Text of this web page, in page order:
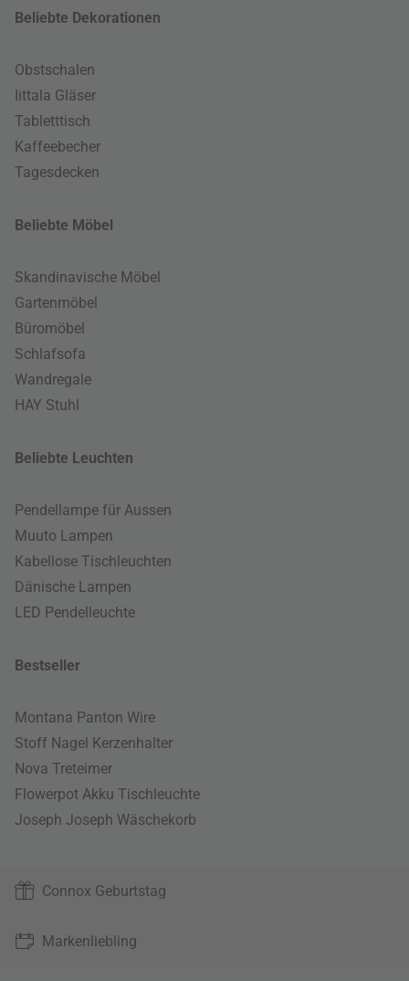
Beliebte Dekorationen
Obstschalen
Iittala Gläser
Tabletttisch
Kaffeebecher
Tagesdecken
Beliebte Möbel
Skandinavische Möbel
Gartenmöbel
Büromöbel
Schlafsofa
Wandregale
HAY Stuhl
Beliebte Leuchten
Pendellampe für Aussen
Muuto Lampen
Kabellose Tischleuchten
Dänische Lampen
LED Pendelleuchte
Bestseller
Montana Panton Wire
Stoff Nagel Kerzenhalter
Nova Treteimer
Flowerpot Akku Tischleuchte
Joseph Joseph Wäschekorb
Connox Geburtstag
Markenliebling